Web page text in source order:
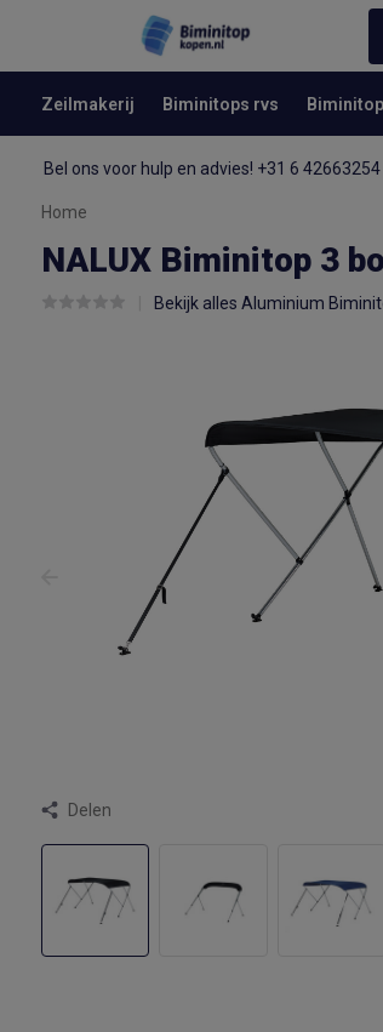
Zeilmakerij Biminitops rvs
Bel ons voor hulp en advies! +31 6 42663254
Home
NALUX Biminitop 3
Bekijk alles Aluminium
Delen